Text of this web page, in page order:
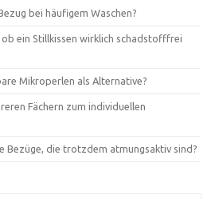
bei häufigem Waschen?
ein Stillkissen wirklich schadstofffrei
Mikroperlen als Alternative?
Fächern zum individuellen
Bezüge, die trotzdem atmungsaktiv sind?